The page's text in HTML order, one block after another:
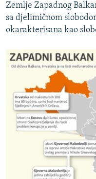
Zemlje Zapadnog
sa djelimičnom
okarakterisana kao